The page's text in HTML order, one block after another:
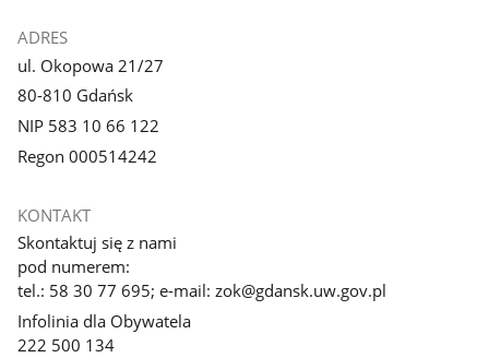
ADRES
ul. Okopowa 21/27
80-810 Gdańsk
NIP 583 10 66 122
Regon 000514242
KONTAKT
Skontaktuj się z nami
pod numerem:
tel.: 58 30 77 695; e-mail: zok@gdansk.uw.gov.pl
Infolinia dla Obywatela
222 500 134